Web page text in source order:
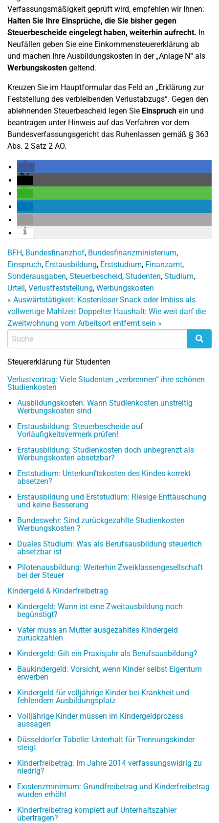
Verfassungsmäßigkeit geprüft wird, empfehlen wir Ihnen:
Halten Sie Ihre Einsprüche, die Sie bisher gegen
Steuerbescheide eingelegt haben, weiterhin aufrecht. In
Neufällen geben Sie eine Einkommensteuererklärung ab
und machen Ihre Ausbildungskosten in der „Anlage N“ als
Werbungskosten geltend.
Kreuzen Sie im Hauptformular das Feld an „Erklärung zur
Feststellung des verbleibenden Verlustabzugs“. Gegen den
ablehnenden Steuerbescheid legen Sie Einspruch ein und
beantragen unter Hinweis auf das Verfahren vor dem
Bundesverfassungsgericht das Ruhenlassen gemäß § 363
Abs. 2 Satz 2 AO.
BFH, Bundesfinanzhof, Bundesfinanzministerium,
Einspruch, Erstausbildung, Erststudium, Finanzamt,
Sonderausgaben, Steuerbescheid, Studenten, Studium,
Urteil, Verlustfeststellung, Werbungskosten
« Auswärtstätigkeit: Kostenloser Snack oder Imbiss als
vollwertige Mahlzeit Doppelter Haushalt: Wie weit darf die
Zweitwohnung vom Arbeitsort entfernt sein »
Steuererklärung für Studenten
Verlustvortrag: Viele Studenten „verbrennen“ ihre schönen
Studienkosten
Ausbildungskosten: Wann Studienkosten unstreitig
Werbungskosten sind
Erstausbildung: Steuerbescheide auf
Vorläufigkeitsvermerk prüfen!
Erstausbildung: Studienkosten doch unbegrenzt als
Werbungskosten absetzbar?
Erststudium: Unterkunftskosten des Kindes korrekt
absetzen?
Erstausbildung und Erststudium: Riesige Enttäuschung
und keine Besserung
Bundeswehr: Sind zurückgezahlte Studienkosten
Werbungskosten ?
Duales Studium: Was als Berufsausbildung steuerlich
absetzbar ist
Pilotenausbildung: Weiterhin Zweiklassengesellschaft
bei der Steuer
Kindergeld & Kinderfreibetrag
Kindergeld: Wann ist eine Zweitausbildung noch
begünstigt?
Vater muss an Mutter ausgezahltes Kindergeld
zurückzahlen
Kindergeld: Gilt ein Praxisjahr als Berufsausbildung?
Baukindergeld: Vorsicht, wenn Kinder selbst Eigentum
erwerben
Kindergeld für volljährige Kinder bei Krankheit und
fehlendem Ausbildungsplatz
Volljährige Kinder müssen im Kindergeldprozess
aussagen
Düsseldorfer Tabelle: Unterhalt für Trennungskinder
steigt
Kinderfreibetrag: Im Jahre 2014 verfassungswidrig zu
niedrig?
Existenzminimum: Grundfreibetrag und Kinderfreibetrag
wurden erhöht
Kinderfreibetrag komplett auf Unterhaltszahler
übertragen?